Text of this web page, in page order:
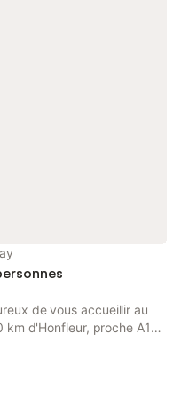
de vous accueillir au
d'Honfleur, proche A13
indépendant de
avec cuisine
vaisselle, lave-linge,